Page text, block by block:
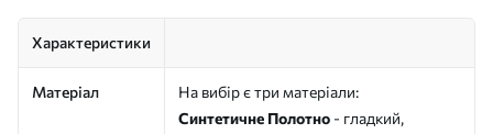
Характеристики
Матеріал
На вибір є три матеріали:
Синтетичне Полотно - гладкий,